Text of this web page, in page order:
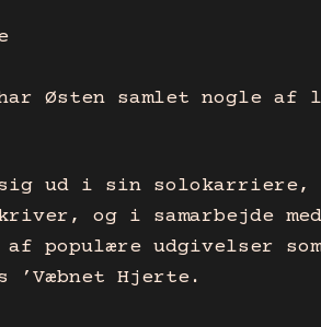
har Østen samlet nogle af
sig ud i sin solokarriere,
og i samarbejde
populære udgivelser
’Væbnet Hjerte.